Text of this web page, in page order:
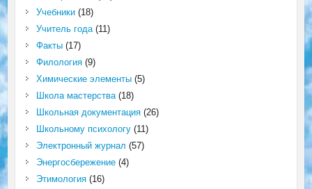
Учебники(18)
Учитель года(11)
Факты(17)
Филология(9)
Химические элементы(5)
Школа мастерства(18)
Школьная документация(26)
Школьному психологу(11)
Электронный журнал (57)
Энергосбережение(4)
Этимология(16)